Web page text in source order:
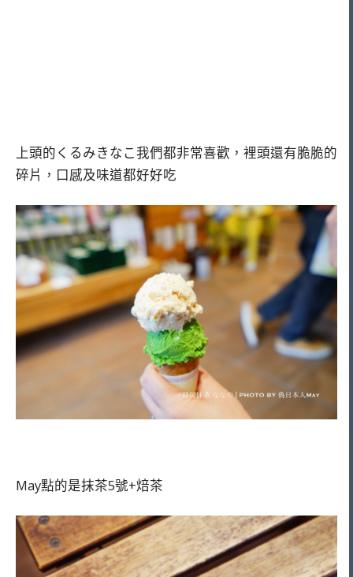
上頭的くるみきなこ我們都非常喜歡，裡頭還有脆脆的
碎片，口感及味道都好好吃
May點的是抹茶5號+焙茶